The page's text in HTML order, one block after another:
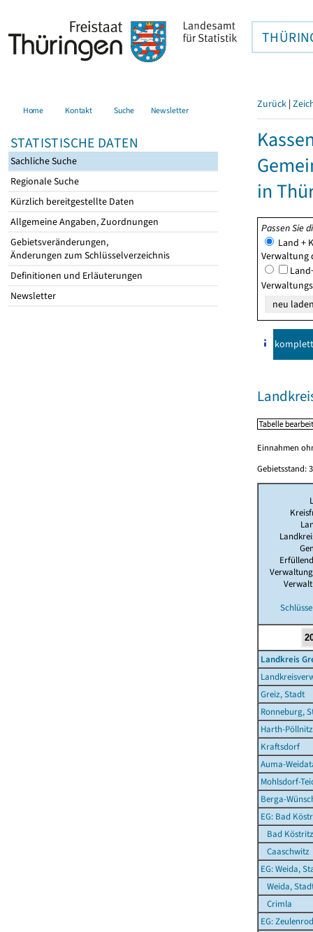
Home Kontakt Suche Newsletter
STATISTISCHE DATEN
Sachliche Suche
Regionale Suche
Kürzlich bereitgestellte Daten
Allgemeine Angaben, Zuordnungen
Gebietsveränderungen,
Änderungen zum Schlüsselverzeichnis
Definitionen und Erläuterungen
Newsletter
Zurück |
in
Passen Sie
Land +
Verwaltung
komplett
Einnahmen
Gebietsstand:
Landkreis
Greiz, Stadt
Ronneburg,
Harth-Pöllnitz
Kraftsdorf
Auma-
Mohlsdorf-
Berga-
EG: Bad
Bad
Caaschwitz
EG: Weida,
Weida,
Crimla
EG: